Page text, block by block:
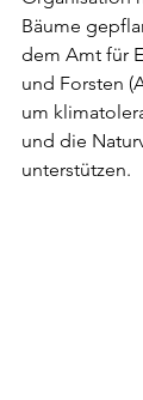
Bäume
dem Amt für
und Forsten
um
und die
unterstützen.